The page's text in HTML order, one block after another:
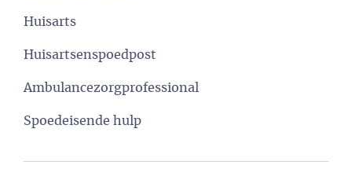
Huisarts
Huisartsenspoedpost
Ambulancezorgprofessional
Spoedeisende hulp